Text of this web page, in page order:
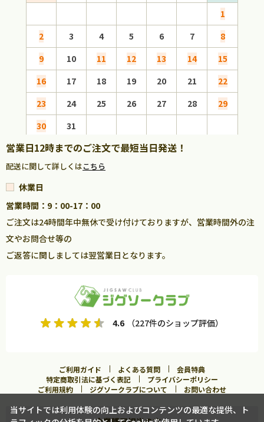
1
2
3 4 5 6 7
8
9
10 11 12 13 14
15
16
17 18 19 20 21
22
23
24 25 26 27 28
29
30
31
営業日12時までのご注文で最短当日発送！
配送に関して詳しくはこちら
休業日
営業時間：9：00-17：00
ご注文は24時間年中無休で受け付けておりますが、営業時間外の注
文やお問合せ等の
ご返答に関しましては翌営業日となります。
4.6 （227件のショップ評価）
ご利用ガイド よくある質問
会員特典
特定商取引法に基づく表記
プライバシーポリシー
ご利用規約
ジグソークラブについて お問い合わせ
当サイトでは利用体験の向上およびコンテンツの最適な提供、ト